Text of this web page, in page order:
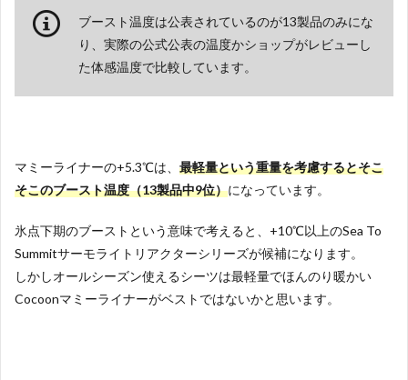
ブースト温度は公表されているのが13製品のみにな
り、実際の公式公表の温度かショップがレビューし
た体感温度で比較しています。
マミーライナーの+5.3℃は、 最軽量という重量を考慮するとそこ
そこのブースト温度（13製品中9位）になっています。
氷点下期のブーストという意味で考えると、+10℃以上のSea To
Summitサーモライトリアクターシリーズが候補になります。
しかしオールシーズン使えるシーツは最軽量でほんのり暖かい
Cocoonマミーライナーがベストではないかと思います。